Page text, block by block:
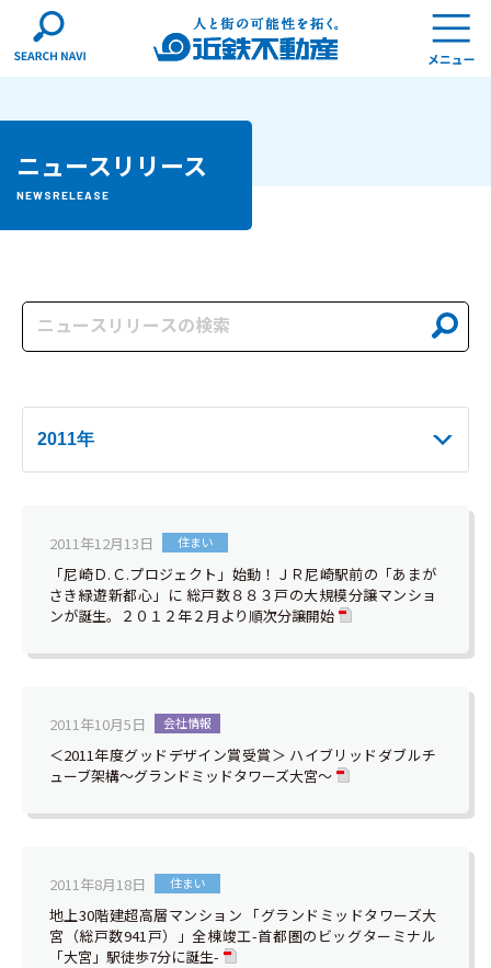
ニュースリリース
NEWSRELEASE
2011年12月13日 住まい
「尼崎Ｄ.Ｃ.プロジェクト」始動！ＪＲ尼崎駅前の「あまが
さき緑遊新都心」に 総戸数８８３戸の大規模分譲マンショ
ンが誕生。２０１２年２月より順次分譲開始
2011年10月5日 会社情報
＜2011年度グッドデザイン賞受賞＞ ハイブリッドダブルチ
ューブ架構～グランドミッドタワーズ大宮～
2011年8月18日 住まい
地上30階建超高層マンション 「グランドミッドタワーズ大
宮（総戸数941戸）」全棟竣工-首都圏のビッグターミナル
「大宮」駅徒歩7分に誕生-